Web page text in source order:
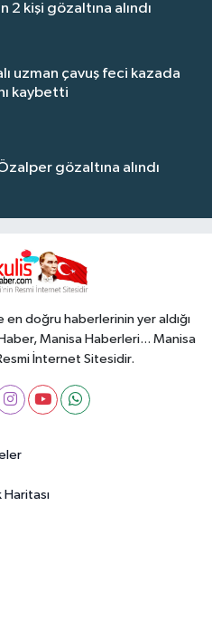
2 kişi gözaltına alındı
uzman çavuş feci kazada
kaybetti
gözaltına alındı
en doğru haberlerinin yer aldığı
Manisa Haberleri... Manisa
İnternet Sitesidir.
Haritası